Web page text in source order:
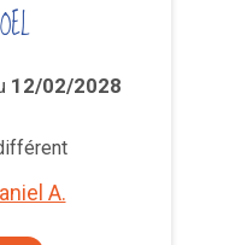
12/02/2028
A.